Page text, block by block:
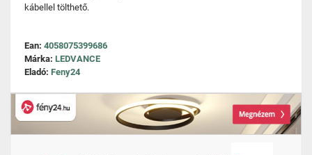
kábellel tölthető.
Ean: 4058075399686
Márka: LEDVANCE
Eladó: Feny24